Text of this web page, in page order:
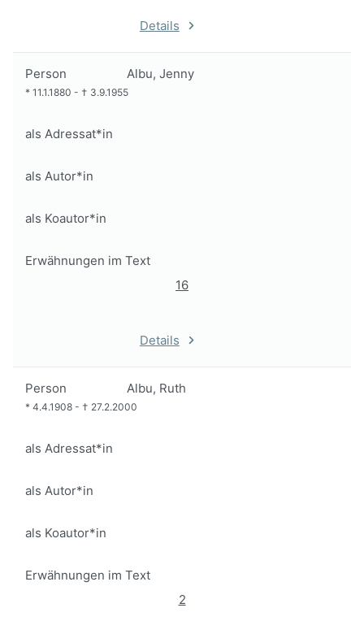
Details
Person Albu, Jenny
* 11.1.1880 - † 3.9.1955
als Adressat*in
als Autor*in
als Koautor*in
Erwähnungen im Text
16
Details
Person Albu, Ruth
* 4.4.1908 - † 27.2.2000
als Adressat*in
als Autor*in
als Koautor*in
Erwähnungen im Text
2